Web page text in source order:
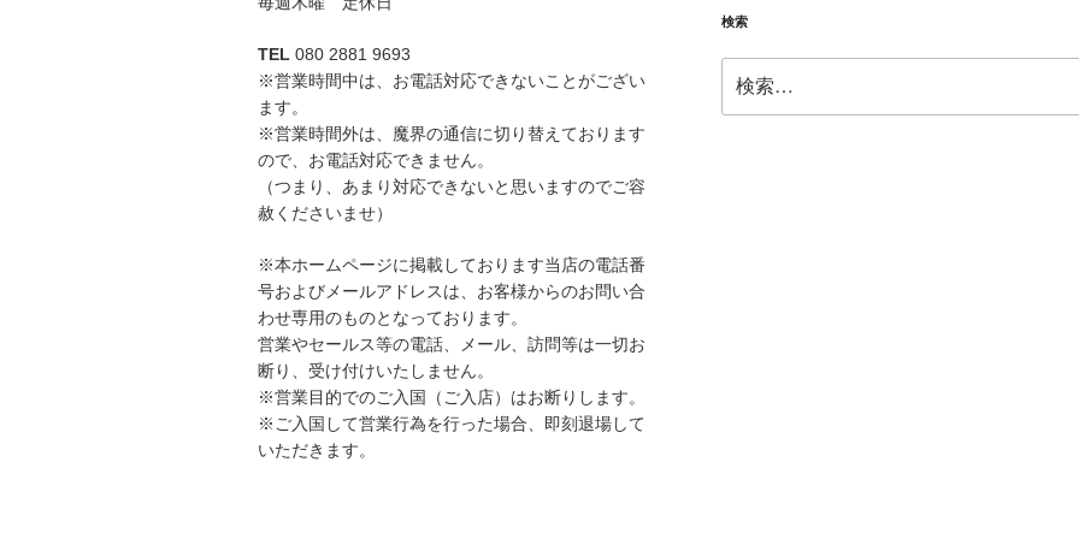
TEL 080 2881 9693
※営業時間中は、お電話対応できないことがござい
ます。
※営業時間外は、魔界の通信に切り替えております
ので、お電話対応できません。
（つまり、あまり対応できないと思いますのでご容
赦くださいませ）
※本ホームページに掲載しております当店の電話番
号およびメールアドレスは、お客様からのお問い合
わせ専用のものとなっております。
営業やセールス等の電話、メール、訪問等は一切お
断り、受け付けいたしません。
※営業目的でのご入国（ご入店）はお断りします。
※ご入国して営業行為を行った場合、即刻退場して
いただきます。
検索
索: